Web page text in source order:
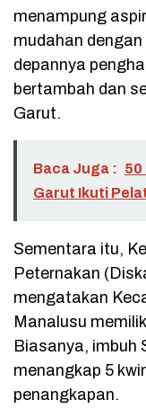
menampung
mudahan
depannya
bertambah dan
Garut.
Baca Juga : 50
Garut Ikuti
Sementara itu,
Peternakan
mengatakan
Manalusu
Biasanya, imbuh
menangkap 5
penangkapan.